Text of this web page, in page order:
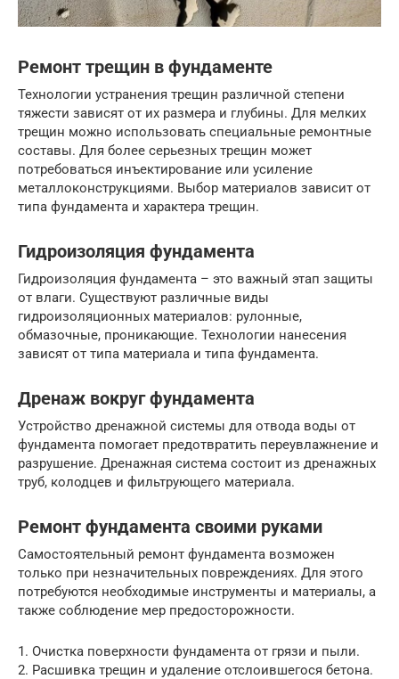
Ремонт трещин в фундаменте
Технологии устранения трещин различной степени
тяжести зависят от их размера и глубины. Для мелких
трещин можно использовать специальные ремонтные
составы. Для более серьезных трещин может
потребоваться инъектирование или усиление
металлоконструкциями. Выбор материалов зависит от
типа фундамента и характера трещин.
Гидроизоляция фундамента
Гидроизоляция фундамента – это важный этап защиты
от влаги. Существуют различные виды
гидроизоляционных материалов: рулонные,
обмазочные, проникающие. Технологии нанесения
зависят от типа материала и типа фундамента.
Дренаж вокруг фундамента
Устройство дренажной системы для отвода воды от
фундамента помогает предотвратить переувлажнение и
разрушение. Дренажная система состоит из дренажных
труб, колодцев и фильтрующего материала.
Ремонт фундамента своими руками
Самостоятельный ремонт фундамента возможен
только при незначительных повреждениях. Для этого
потребуются необходимые инструменты и материалы, а
также соблюдение мер предосторожности.
1. Очистка поверхности фундамента от грязи и пыли.
2. Расшивка трещин и удаление отслоившегося бетона.